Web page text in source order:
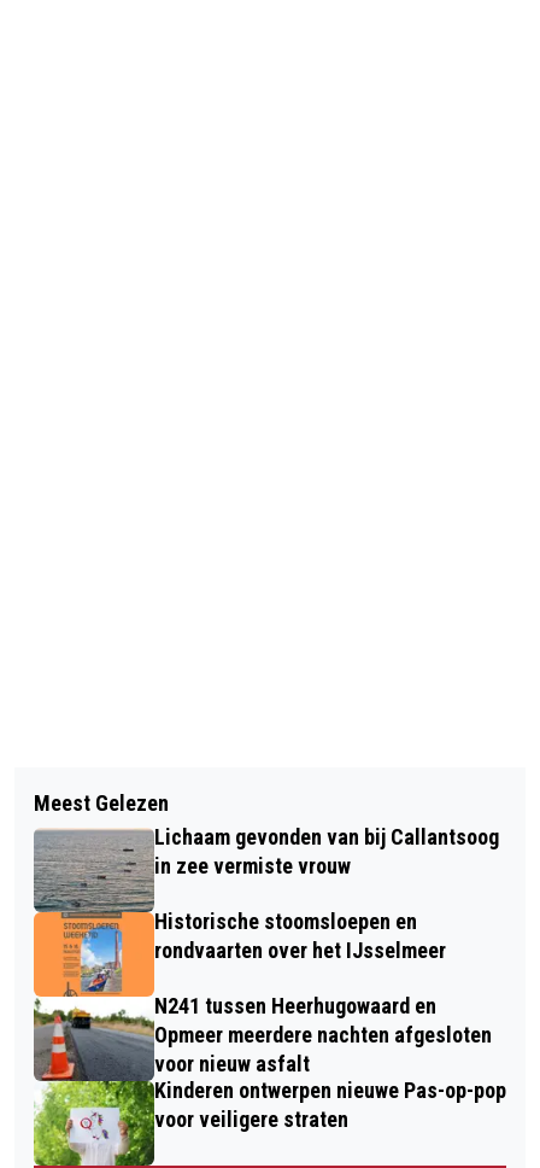
NA DE WINTERSPELEN ZELF IN ACTIE
OP DE MEENT
ALKMAAR MAAKT ZICH OP VOOR
METEC OLYMPIA'S TOUR
Meest Gelezen
Lichaam gevonden van bij Callantsoog
in zee vermiste vrouw
Historische stoomsloepen en
rondvaarten over het IJsselmeer
N241 tussen Heerhugowaard en
Opmeer meerdere nachten afgesloten
voor nieuw asfalt
Kinderen ontwerpen nieuwe Pas-op-pop
voor veiligere straten